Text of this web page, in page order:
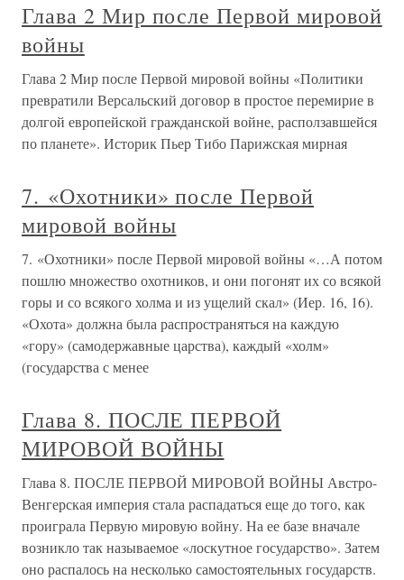
Глава 2 Мир после Первой мировой
войны
Глава 2 Мир после Первой мировой войны «Политики
превратили Версальский договор в простое перемирие в
долгой европейской гражданской войне, расползавшейся
по планете». Историк Пьер Тибо Парижская мирная
7. «Охотники» после Первой
мировой войны
7. «Охотники» после Первой мировой войны «…А потом
пошлю множество охотников, и они погонят их со всякой
горы и со всякого холма и из ущелий скал» (Иер. 16, 16).
«Охота» должна была распространяться на каждую
«гору» (самодержавные царства), каждый «холм»
(государства с менее
Глава 8. ПОСЛЕ ПЕРВОЙ
МИРОВОЙ ВОЙНЫ
Глава 8. ПОСЛЕ ПЕРВОЙ МИРОВОЙ ВОЙНЫ Австро-
Венгерская империя стала распадаться еще до того, как
проиграла Первую мировую войну. На ее базе вначале
возникло так называемое «лоскутное государство». Затем
оно распалось на несколько самостоятельных государств.